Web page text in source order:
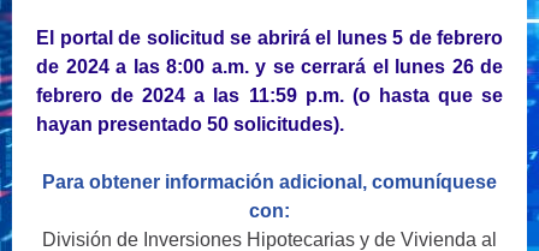
El portal de solicitud se abrirá el lunes 5 de febrero
de 2024 a las 8:00 a.m. y se cerrará el lunes 26 de
febrero de 2024 a las 11:59 p.m. (o hasta que se
hayan presentado 50 solicitudes).
Para obtener información adicional, comuníquese
con:
División de Inversiones Hipotecarias y de Vivienda al